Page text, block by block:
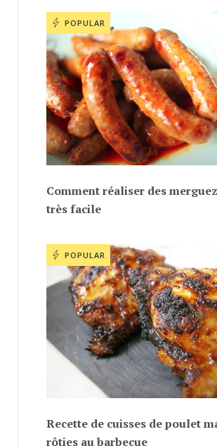
POPULAR
Comment réaliser des
très facile
POPULAR
Recette de cuisses de poulet
rôties au barbecue